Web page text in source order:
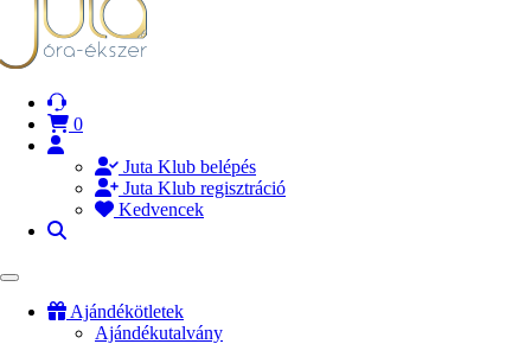
0
Juta Klub belépés
Juta Klub regisztráció
Kedvencek
Ajándékötletek
Ajándékutalvány